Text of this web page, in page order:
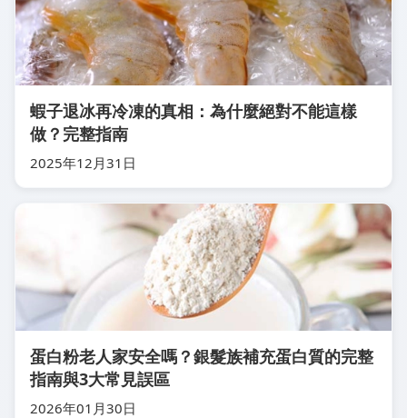
蝦子退冰再冷凍的真相：為什麼絕對不能這樣
做？完整指南
2025年12月31日
蛋白粉老人家安全嗎？銀髮族補充蛋白質的完整
指南與3大常見誤區
2026年01月30日